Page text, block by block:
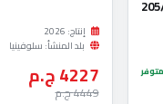
متوفر
إنتاج: 2026
بلد المنشأ: سلوفينيا
4227 ج.م
4449 ج.م